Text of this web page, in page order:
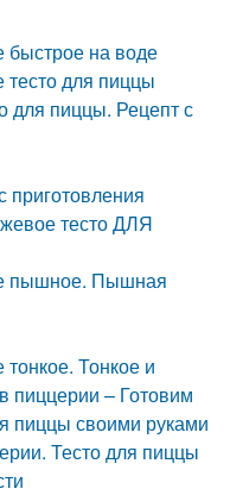
на воде
для пиццы
для пиццы. Рецепт с
приготовления
тесто ДЛЯ
пышное. Пышная
Тонкое и
пиццерии – Готовим
пиццы своими руками
Тесто для пиццы